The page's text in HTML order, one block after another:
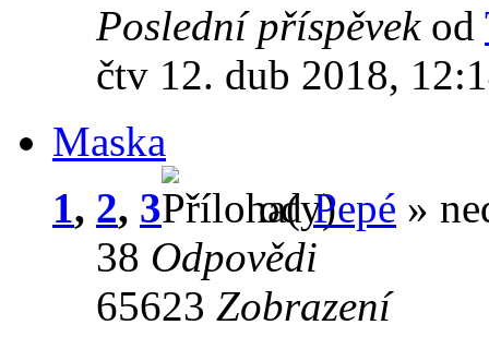
Poslední příspěvek od
čtv 12. dub 2018,
Maska
1, 2, 3 odPepé »
38 Odpovědi
65623 Zobrazení